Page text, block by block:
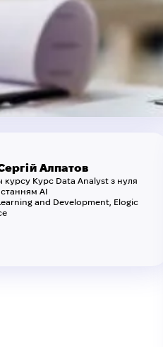
Алпатов
курсу Курс Data Analyst з нуля
AI
and Development, Elogic